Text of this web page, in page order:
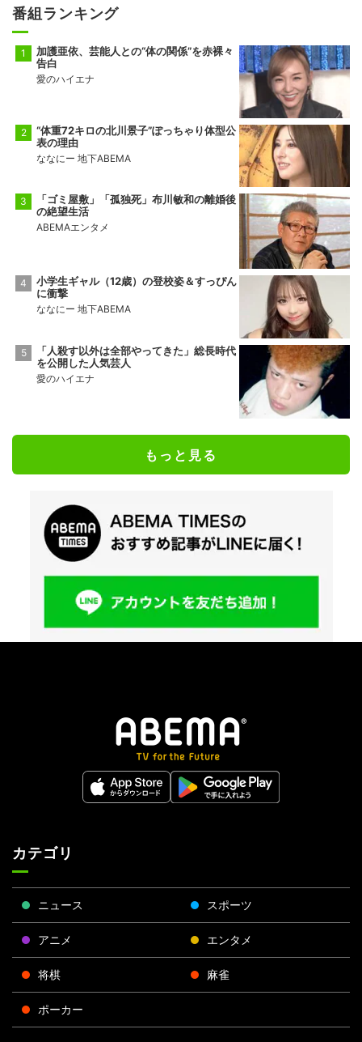
番組ランキング
加護亜依、芸能人との“体の関係”を赤裸々
告白
愛のハイエナ
“体重72キロの北川景子”ぽっちゃり体型公
表の理由
ななにー 地下ABEMA
「ゴミ屋敷」「孤独死」布川敏和の離婚後
の絶望生活
ABEMAエンタメ
小学生ギャル（12歳）の登校姿＆すっぴん
に衝撃
ななにー 地下ABEMA
「人殺す以外は全部やってきた」総長時代
を公開した人気芸人
愛のハイエナ
もっと見る
カテゴリ
ニュース スポーツ
アニメ エンタメ
将棋 麻雀
ポーカー